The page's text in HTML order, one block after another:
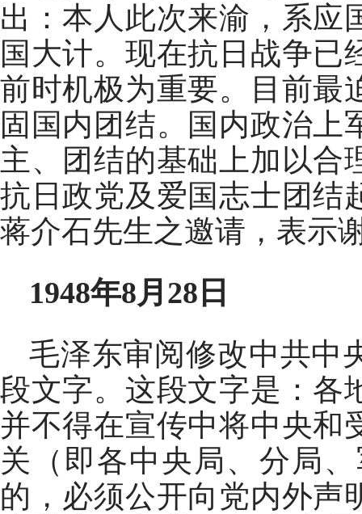
出：本人此次来渝，系应
国大计。现在抗日战争
前时机极为重要。目前最
固国内团结。国内政治
主、团结的基础上加以合
抗日政党及爱国志士团结
蒋介石先生之邀请，表示
1948年8月28日
毛泽东审阅修改中共中
段文字。这段文字是：各
并不得在宣传中将中央和
关（即各中央局、分局
的，必须公开向党内外声